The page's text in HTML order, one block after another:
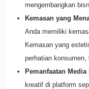
mengembangkan
Kemasan yang
Anda memiliki
Kemasan yang
perhatian konsumen,
Pemanfaatan
kreatif di platform